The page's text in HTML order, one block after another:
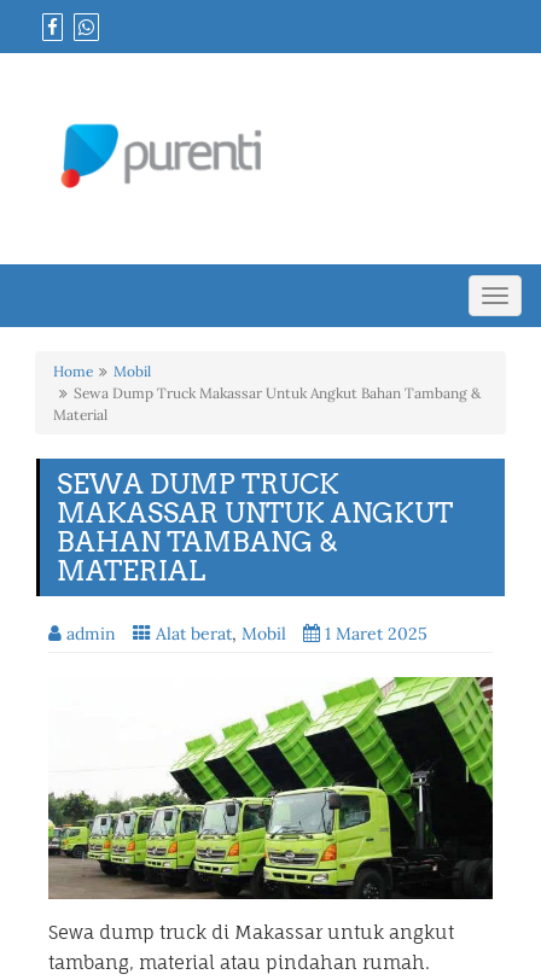
Home
Mobil
Sewa Dump Truck Makassar Untuk Angkut Bahan Tambang &
Material
SEWA DUMP TRUCK
MAKASSAR UNTUK ANGKUT
BAHAN TAMBANG &
MATERIAL
admin Alat berat, Mobil 1 Maret 2025
Sewa dump truck di Makassar untuk angkut
tambang, material atau pindahan rumah.